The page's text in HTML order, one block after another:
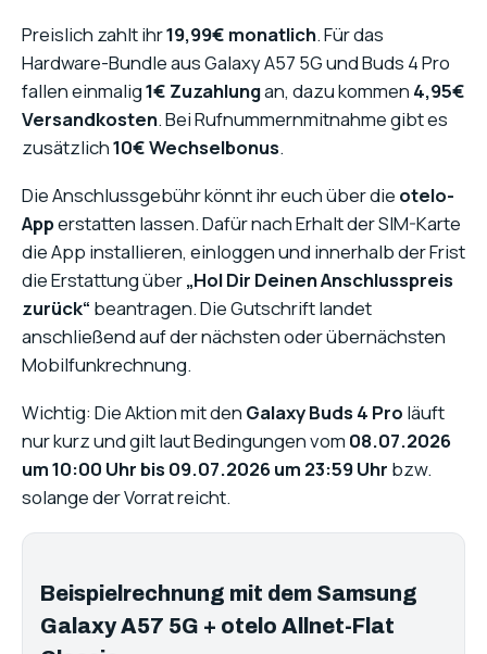
Preislich zahlt ihr19,99€ monatlich. Für das
Hardware-Bundle aus Galaxy A57 5G und Buds 4 Pro
fallen einmalig1€ Zuzahlungan, dazu kommen 4,95€
Versandkosten. Bei Rufnummernmitnahme gibt es
zusätzlich10€ Wechselbonus.
Die Anschlussgebühr könnt ihr euch über die otelo-
Apperstatten lassen. Dafür nach Erhalt der SIM-Karte
die App installieren, einloggen und innerhalb der Frist
die Erstattung über„Hol Dir Deinen Anschlusspreis
zurück“ beantragen. Die Gutschrift landet
anschließend auf der nächsten oder übernächsten
Mobilfunkrechnung.
Wichtig: Die Aktion mit den Galaxy Buds 4 Pro läuft
nur kurz und gilt laut Bedingungen vom 08.07.2026
um 10:00 Uhr bis 09.07.2026 um 23:59 Uhr bzw.
solange der Vorrat reicht.
Beispielrechnung mit dem Samsung
Galaxy A57 5G + otelo Allnet-Flat